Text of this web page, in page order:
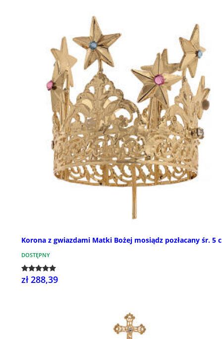
Korona z gwiazdami Matki Bożej mosiądz pozłacany śr. 5
DOSTĘPNY
zł 288,39